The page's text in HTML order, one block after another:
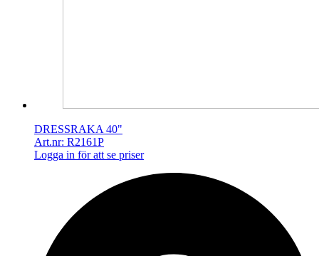
DRESSRAKA 40"
Art.nr: R2161P
Logga in för att se priser